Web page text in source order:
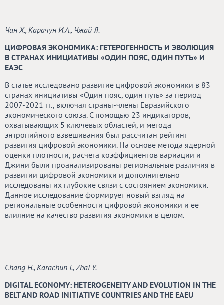
Чан X., Карачун И.А., Чжай Я.
ЦИФРОВАЯ ЭКОНОМИКА: ГЕТЕРОГЕННОСТЬ И ЭВОЛЮЦИЯ
В СТРАНАХ ИНИЦИАТИВЫ «ОДИН ПОЯС, ОДИН ПУТЬ» И
ЕАЭС
В статье исследовано развитие цифровой экономики в 83
странах инициативы «Один пояс, один путь» за период
2007-2021 гг., включая страны-члены Евразийского
экономического союза. С помощью 23 индикаторов,
охватывающих 5 ключевых областей, и метода
энтропийного взвешивания был рассчитан рейтинг
развития цифровой экономики. На основе метода ядерной
оценки плотности, расчета коэффициентов вариации и
Джини были проанализированы региональные различия в
развитии цифровой экономики и дополнительно
исследованы их глубокие связи с состоянием экономики.
Данное исследование формирует новый взгляд на
региональные особенности цифровой экономики и ее
влияние на качество развития экономики в целом.
Chang H., Karachun I., Zhai Y.
DIGITAL ECONOMY: HETEROGENEITY AND EVOLUTION IN THE
BELT AND ROAD INITIATIVE COUNTRIES AND THE EAEU